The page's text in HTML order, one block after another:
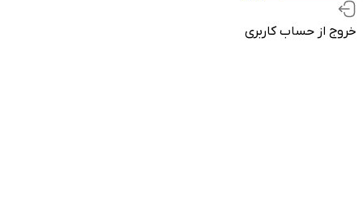
خروج از حساب کاربری